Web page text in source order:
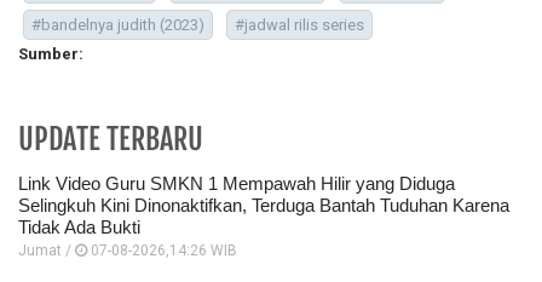
#bandelnya judith (2023)
#jadwal rilis series
Sumber:
UPDATE TERBARU
Link Video Guru SMKN 1 Mempawah Hilir yang Diduga
Selingkuh Kini Dinonaktifkan, Terduga Bantah Tuduhan Karena
Tidak Ada Bukti
Jumat / 07-08-2026,14:26 WIB